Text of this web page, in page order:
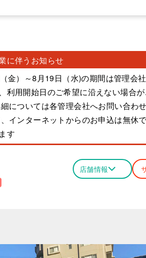
に伴うお知らせ
金）～8月19日（水)の期間は管理会
利用開始日のご希望に沿えない場合が
については各管理会社へお問い合わ
インターネットからのお申込は無休
す
店舗情報